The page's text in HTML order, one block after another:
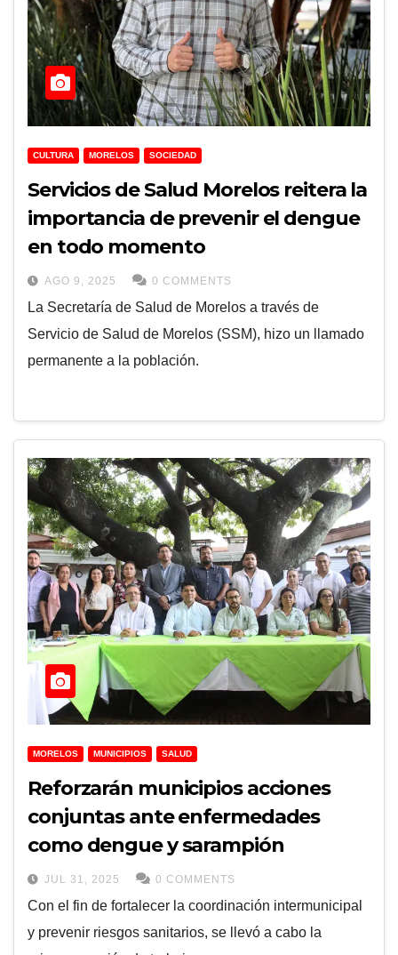
CULTURA MORELOS SOCIEDAD
Servicios de Salud Morelos reitera la
importancia de prevenir el dengue
en todo momento
AGO 9, 2025 0 COMMENTS
La Secretaría de Salud de Morelos a través de
Servicio de Salud de Morelos (SSM), hizo un llamado
permanente a la población.
MORELOS MUNICIPIOS SALUD
Reforzarán municipios acciones
conjuntas ante enfermedades
como dengue y sarampión
JUL 31, 2025 0 COMMENTS
Con el fin de fortalecer la coordinación intermunicipal
y prevenir riesgos sanitarios, se llevó a cabo la